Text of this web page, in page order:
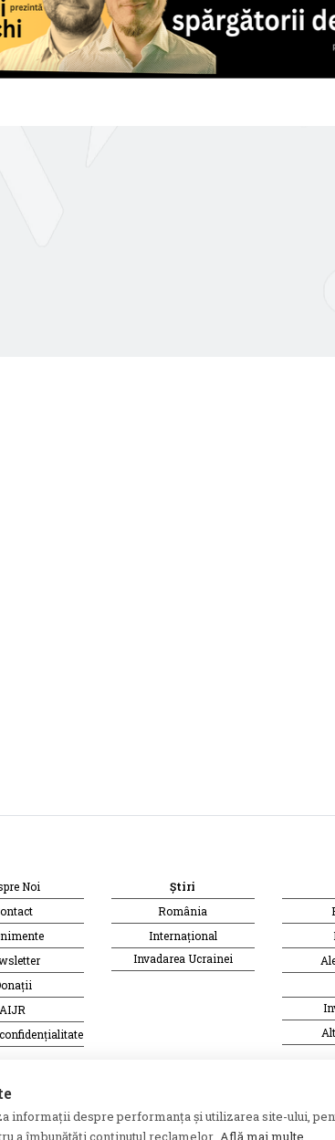
Noi
AIJR
Știri
România
Internațional
Invadarea Ucrainei
Veridica™ este o publicație a
Asociației
informații despre performanța și utilizarea site-ului,
a îmbunătăți conținutul reclamelor. Află mai multe